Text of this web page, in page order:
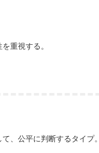
重視する。
、公平に判断するタイプ。